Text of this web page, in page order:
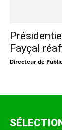
Fayçal
Directeur de